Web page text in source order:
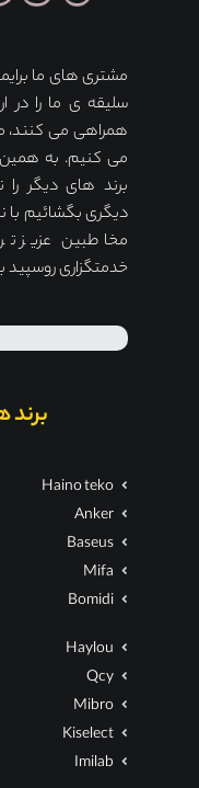
مشتری های ما
سلیقه ی ما را در
همراهی می کنند،
می کنیم. به همین
برند های دیگر
مخاطبین عزیز تر
خدمتگزاری روسپید
Haino teko
Anker
Baseus
Mifa
Bomidi
Haylou
Qcy
Mibro
Kiselect
Imilab